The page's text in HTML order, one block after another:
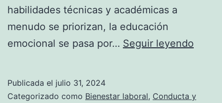
habilidades técnicas y académicas a
menudo se priorizan, la educación
emocional se pasa por… Seguir leyendo
No
Publicada el julio 31, 2024
Categorizado como Bienestar laboral, Conducta y